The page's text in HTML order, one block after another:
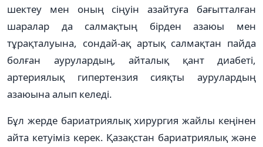
шектеу мен оның сіңуін азайтуға бағытталған
шаралар да салмақтың бірден азаюы мен
тұрақталуына, сондай-ақ артық салмақтан пайда
болған аурулардың, айталық қант диабеті,
артериялық гипертензия сияқты аурулардың
азаюына алып келеді.
Бұл жерде бариатриялық хирургия жайлы кеңінен
айта кетуіміз керек. Қазақстан бариатриялық және